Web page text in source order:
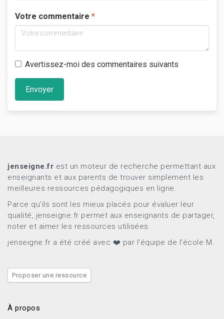
Votre commentaire
Avertissez-moi des commentaires suivants
Envoyer
jenseigne.fr est un moteur de recherche permettant aux
enseignants et aux parents de trouver simplement les
meilleures ressources pédagogiques en ligne.
Parce qu’ils sont les mieux placés pour évaluer leur
qualité, jenseigne.fr permet aux enseignants de partager,
noter et aimer les ressources utilisées.
jenseigne.fr a été créé avec ❤️ par l'équipe de l'école M.
Proposer une ressource
À propos